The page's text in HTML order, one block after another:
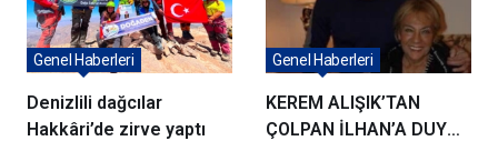
Denizlili dağcılar
Hakkâri’de zirve yaptı
Genel Haberleri
KEREM ALIŞIK’TAN
ÇOLPAN İLHAN’A DUYGU
Genel Haberleri